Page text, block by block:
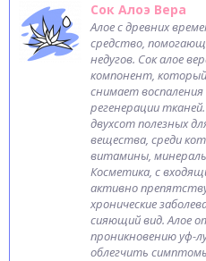
Сок Алоэ Вера
Алое с древних
средство,
недугов. Сок алое
компонент,
снимает
регенерации
двухсот полезных
вещества, среди
витамины,
Косметика, с
активно
хронические
сияющий вид. Алое
проникновению уф-
облегчить